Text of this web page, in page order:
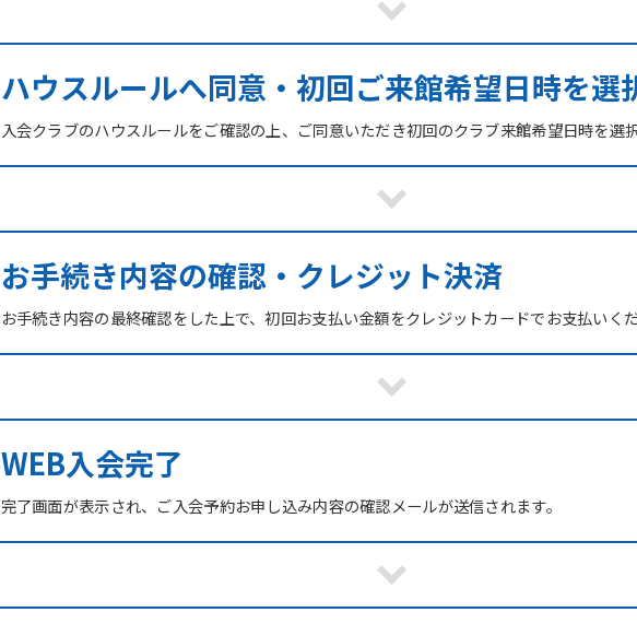
ハウスルールへ同意・初回ご来館希望日時を選
入会クラブのハウスルールをご確認の上、ご同意いただき初回のクラブ来館希望日時を選
お手続き内容の確認・クレジット決済
お手続き内容の最終確認をした上で、初回お支払い金額をクレジットカードでお支払いくだ
WEB入会完了
完了画面が表示され、ご入会予約お申し込み内容の確認メールが送信されます。
For foreigners
automatic translation) to return to
translation service, the Japanese